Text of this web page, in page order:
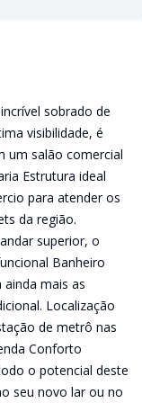
sobrado de
visibilidade, é
um salão comercial
Estrutura ideal
para atender os
da região.
superior, o
Banheiro
mais as
Localização
de metrô nas
Conforto
o potencial deste
seu novo lar ou no